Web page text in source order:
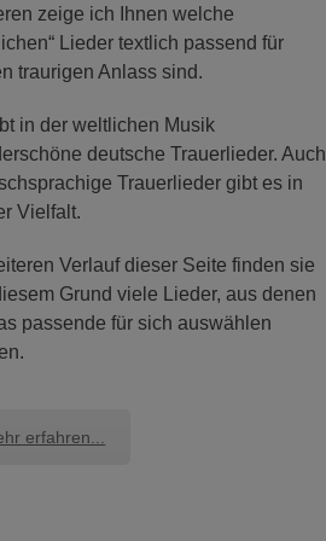
zeige ich Ihnen welche
Lieder textlich passend für
traurigen Anlass sind.
in der weltlichen Musik
deutsche Trauerlieder. Auch
Trauerlieder gibt es in
Vielfalt.
Verlauf dieser Seite finden sie
Grund viele Lieder, aus denen
passende für sich auswählen
erfahren...